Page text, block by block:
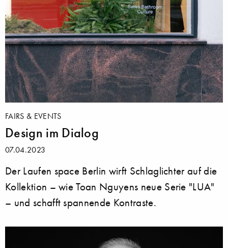
FAIRS & EVENTS
Design im Dialog
07.04.2023
Der Laufen space Berlin wirft Schlaglichter auf die
Kollektion – wie Toan Nguyens neue Serie "LUA"
– und schafft spannende Kontraste.